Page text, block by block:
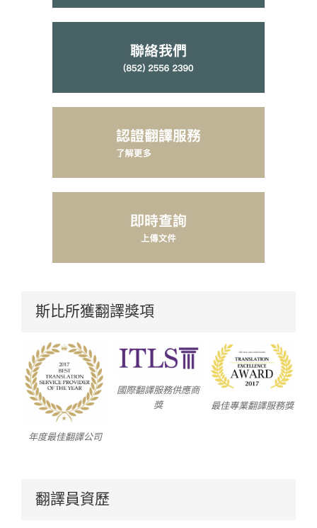
斯比所獲翻譯獎項
年度最佳翻譯公司
國際翻譯服務供應商
獎
最佳專業翻譯服務獎
翻譯員資歷